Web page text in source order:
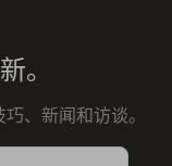
。
、新闻和访谈。